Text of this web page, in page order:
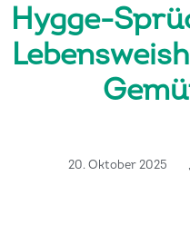
Hygge-
20. Oktober 2025 ,